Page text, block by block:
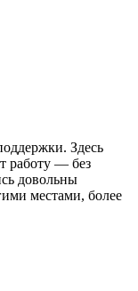
Здесь
работу — без
довольны
местами, более